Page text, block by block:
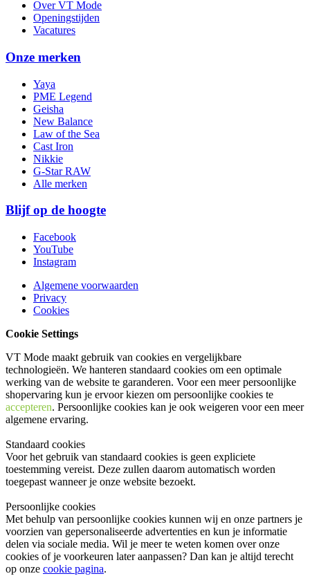
Over VT Mode
Openingstijden
Vacatures
Onze merken
Yaya
PME Legend
Geisha
New Balance
Law of the Sea
Cast Iron
Nikkie
G-Star RAW
Alle merken
Blijf op de hoogte
Facebook
YouTube
Instagram
Algemene voorwaarden
Privacy
Cookies
Cookie Settings
VT Mode maakt gebruik van cookies en vergelijkbare
technologieën. We hanteren standaard cookies om een optimale
werking van de website te garanderen. Voor een meer persoonlijke
shopervaring kun je ervoor kiezen om persoonlijke cookies te
accepteren. Persoonlijke cookies kan je ook weigeren voor een meer
algemene ervaring.
Standaard cookies
Voor het gebruik van standaard cookies is geen expliciete
toestemming vereist. Deze zullen daarom automatisch worden
toegepast wanneer je onze website bezoekt.
Persoonlijke cookies
Met behulp van persoonlijke cookies kunnen wij en onze partners je
voorzien van gepersonaliseerde advertenties en kun je informatie
delen via sociale media. Wil je meer te weten komen over onze
cookies of je voorkeuren later aanpassen? Dan kan je altijd terecht
op onze cookie pagina.